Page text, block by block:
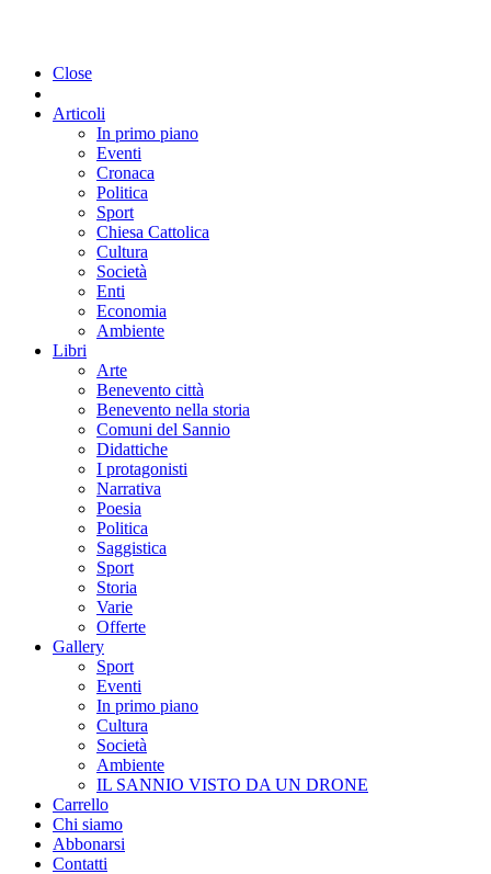
Close
Articoli
In primo piano
Eventi
Cronaca
Politica
Sport
Chiesa Cattolica
Cultura
Società
Enti
Economia
Ambiente
Libri
Arte
Benevento città
Benevento nella storia
Comuni del Sannio
Didattiche
I protagonisti
Narrativa
Poesia
Politica
Saggistica
Sport
Storia
Varie
Offerte
Gallery
Sport
Eventi
In primo piano
Cultura
Società
Ambiente
IL SANNIO VISTO DA UN DRONE
Carrello
Chi siamo
Abbonarsi
Contatti